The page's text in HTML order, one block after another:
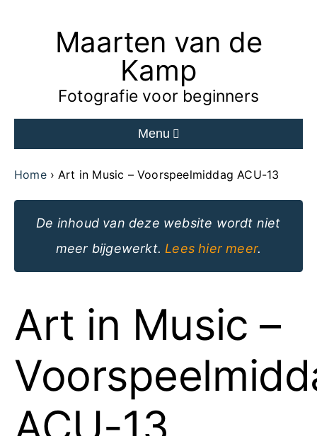
Maarten van de
Kamp
Fotografie voor beginners
Menu
Home Art in Music – Voorspeelmiddag ACU-13
De inhoud van deze website wordt niet
meer bijgewerkt. Lees hier meer.
Art in Music –